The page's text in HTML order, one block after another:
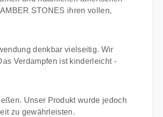
STONES ihren vollen,
denkbar vielseitig. Wir
Verdampfen ist kinderleicht -
Unser Produkt wurde jedoch
zu gewährleisten.